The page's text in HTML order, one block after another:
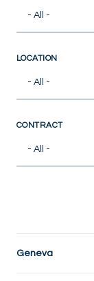
- All -
LOCATION
- All -
CONTRACT
- All -
Geneva